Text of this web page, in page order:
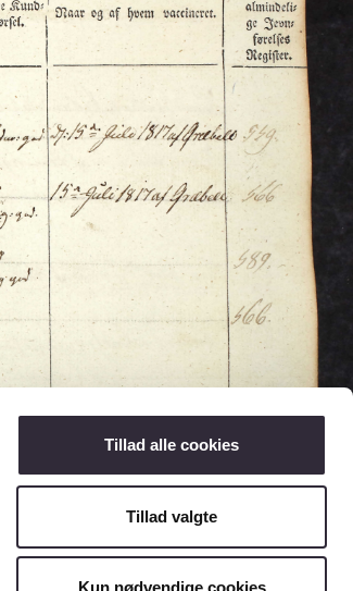
Tillad alle cookies
Tillad valgte
Kun nødvendige cookies